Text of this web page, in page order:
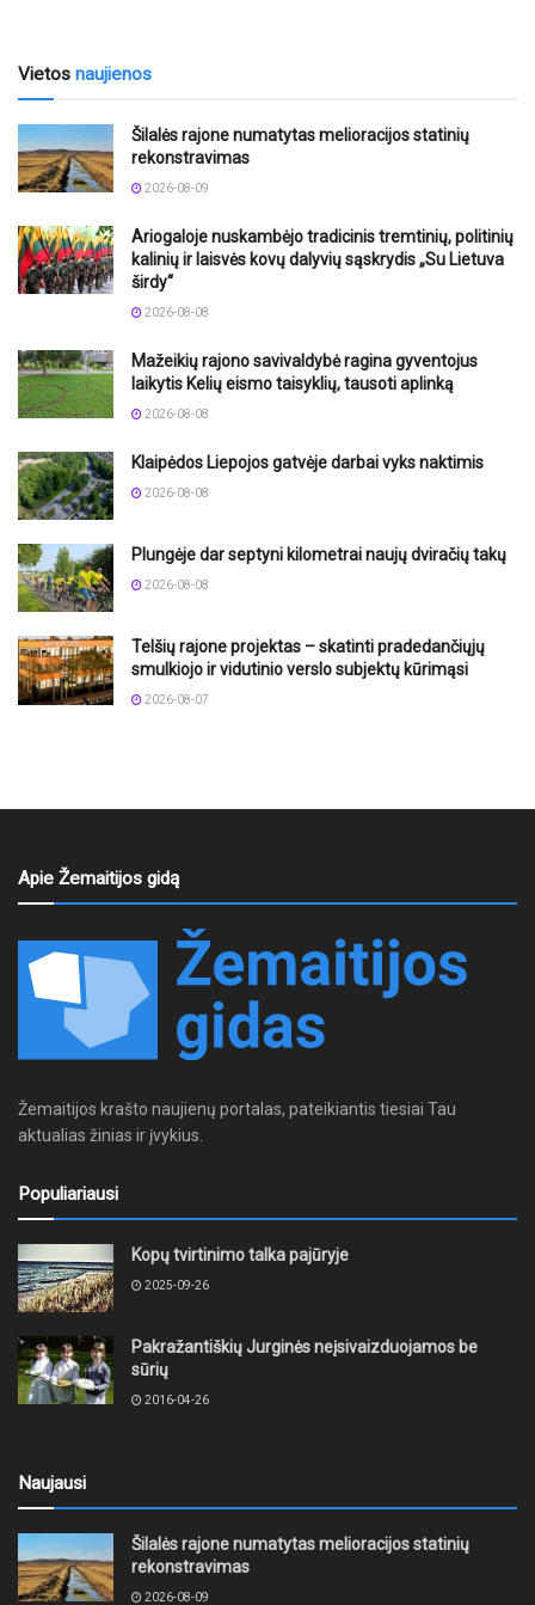
Vietos naujienos
Šilalės rajone numatytas melioracijos statinių
rekonstravimas
2026-08-09
Ariogaloje nuskambėjo tradicinis tremtinių, politinių
kalinių ir laisvės kovų dalyvių sąskrydis „Su Lietuva
širdy“
2026-08-08
Mažeikių rajono savivaldybė ragina gyventojus
laikytis Kelių eismo taisyklių, tausoti aplinką
2026-08-08
Klaipėdos Liepojos gatvėje darbai vyks naktimis
2026-08-08
Plungėje dar septyni kilometrai naujų dviračių takų
2026-08-08
Telšių rajone projektas – skatinti pradedančiųjų
smulkiojo ir vidutinio verslo subjektų kūrimąsi
2026-08-07
Apie Žemaitijos gidą
Žemaitijos krašto naujienų portalas, pateikiantis tiesiai Tau
aktualias žinias ir įvykius.
Populiariausi
Kopų tvirtinimo talka pajūryje
2025-09-26
Pakražantiškių Jurginės neįsivaizduojamos be
sūrių
2016-04-26
Naujausi
Šilalės rajone numatytas melioracijos statinių
rekonstravimas
2026-08-09